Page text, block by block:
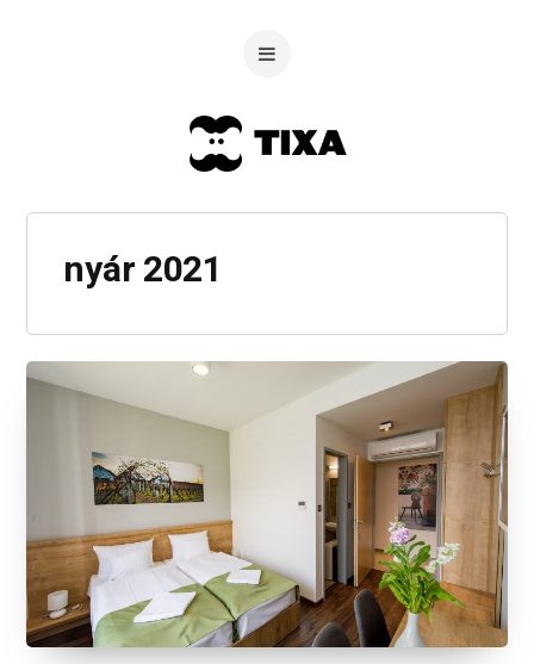
nyár 2021